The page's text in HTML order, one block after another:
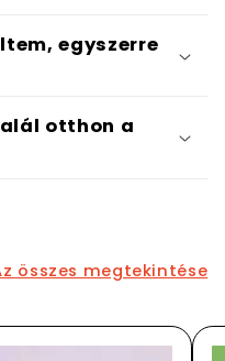
egyszerre
otthon a
összes megtekintése